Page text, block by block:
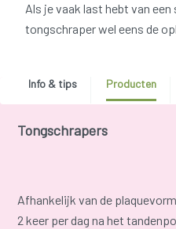
Als je vaak last hebt van een
tongschraper wel eens de
Info & tips Producten
Tongschrapers
Afhankelijk van de
2 keer per dag na het